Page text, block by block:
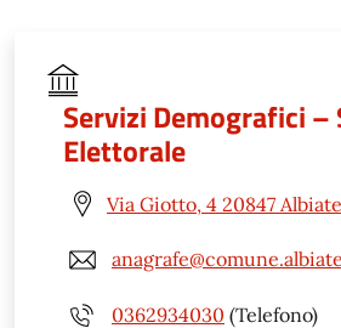
Servizi Demografici
Elettorale
Via Giotto, 4 20847
0362934030 (Telefono)